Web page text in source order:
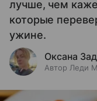
лучше, чем
которые
ужине.
Оксана
Автор Леди